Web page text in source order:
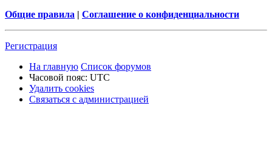
Общие правила | Соглашение о конфиденциальности
Регистрация
На главную Список форумов
Часовой пояс: UTC
Удалить cookies
Связаться
Связаться с администрацией